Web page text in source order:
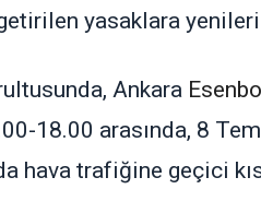
yasaklara
Ankara
18.00 arasında, 8
hava trafiğine geçici